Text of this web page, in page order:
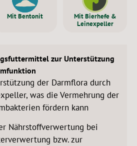
Mit Bentonit
Mit Bierhefe &
Leinexpeller
zur Unterstützung
der Darmflora durch
was die Vermehrung der
fördern kann
Nährstoffverwertung bei
bzw. zur